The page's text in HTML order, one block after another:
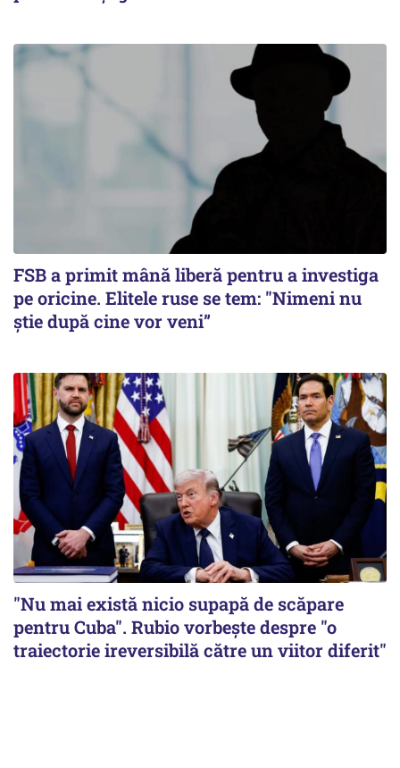
FSB a primit mână liberă pentru a investiga
pe oricine. Elitele ruse se tem: "Nimeni nu
știe după cine vor veni”
"Nu mai există nicio supapă de scăpare
pentru Cuba". Rubio vorbește despre "o
traiectorie ireversibilă către un viitor diferit"